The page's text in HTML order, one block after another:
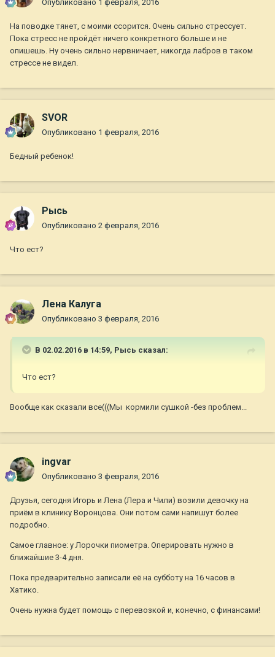
Опубликовано 1 февраля, 2016
На поводке тянет, с моими ссорится. Очень сильно стрессует.
Пока стресс не пройдёт ничего конкретного больше и не
опишешь. Ну очень сильно нервничает, никогда лабров в таком
стрессе не видел.
SVOR
Опубликовано 1 февраля, 2016
Бедный ребенок!
Рысь
Опубликовано 2 февраля, 2016
Что ест?
Лена Калуга
Опубликовано 3 февраля, 2016
В 02.02.2016 в 14:59, Рысь сказал:
Что ест?
Вообще как сказали все(((Мы кормили сушкой -без проблем...
ingvar
Опубликовано 3 февраля, 2016
Друзья, сегодня Игорь и Лена (Лера и Чили) возили девочку на
приём в клинику Воронцова. Они потом сами напишут более
подробно.
Самое главное: у Лорочки пиометра. Оперировать нужно в
ближайшие 3-4 дня.
Пока предварительно записали её на субботу на 16 часов в
Хатико.
Очень нужна будет помощь с перевозкой и, конечно, с финансами!